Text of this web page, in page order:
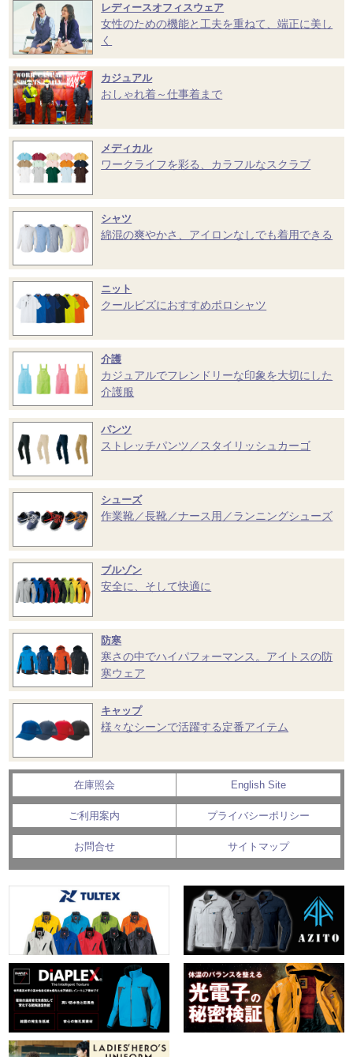
レディースオフィスウェア
女性のための機能と工夫を重ねて、端正に美し
く
カジュアル
おしゃれ着～仕事着まで
メディカル
ワークライフを彩る、カラフルなスクラブ
シャツ
綿混の爽やかさ、アイロンなしでも着用できる
ニット
クールビズにおすすめポロシャツ
介護
カジュアルでフレンドリーな印象を大切にした
介護服
パンツ
ストレッチパンツ／スタイリッシュカーゴ
シューズ
作業靴／長靴／ナース用／ランニングシューズ
ブルゾン
安全に、そして快適に
防寒
寒さの中でハイパフォーマンス。アイトスの防
寒ウェア
キャップ
様々なシーンで活躍する定番アイテム
在庫照会 English Site
ご利用案内 プライバシーポリシー
お問合せ サイトマップ